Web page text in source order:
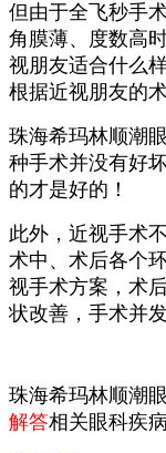
但由于全飞秒手
角膜薄、度数高
视朋友适合什么
根据近视朋友的
珠海希玛林顺潮
种手术并没有好
的才是好的！
此外，近视手术
术中、术后各个
视手术方案，术
状改善，手术并
珠海希玛林顺潮
解答相关眼科疾病